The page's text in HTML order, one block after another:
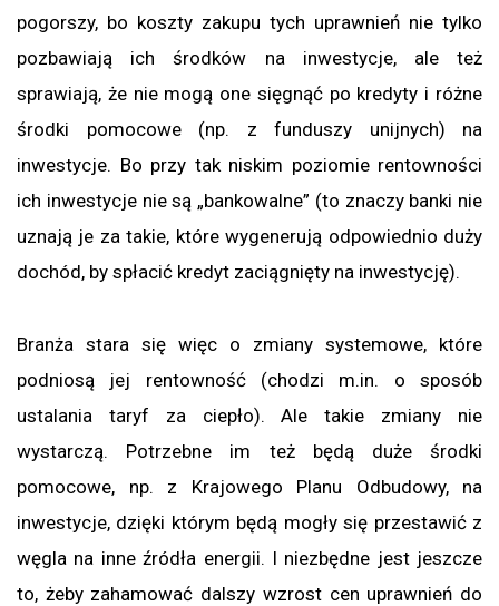
pogorszy, bo koszty zakupu tych uprawnień nie tylko
pozbawiają ich środków na inwestycje, ale też
sprawiają, że nie mogą one sięgnąć po kredyty i różne
środki pomocowe (np. z funduszy unijnych) na
inwestycje. Bo przy tak niskim poziomie rentowności
ich inwestycje nie są „bankowalne” (to znaczy banki nie
uznają je za takie, które wygenerują odpowiednio duży
dochód, by spłacić kredyt zaciągnięty na inwestycję).
Branża stara się więc o zmiany systemowe, które
podniosą jej rentowność (chodzi m.in. o sposób
ustalania taryf za ciepło). Ale takie zmiany nie
wystarczą. Potrzebne im też będą duże środki
pomocowe, np. z Krajowego Planu Odbudowy, na
inwestycje, dzięki którym będą mogły się przestawić z
węgla na inne źródła energii. I niezbędne jest jeszcze
to, żeby zahamować dalszy wzrost cen uprawnień do